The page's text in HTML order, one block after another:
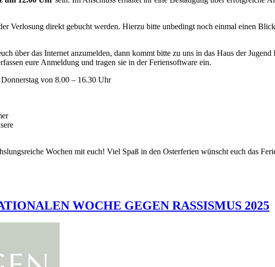
Verlosung direkt gebucht werden. Hierzu bitte unbedingt noch einmal einen
über das Internet anzumelden, dann kommt bitte zu uns in das Haus der Jugend
eure Anmeldung und tragen sie in der Feriensoftware ein.
von 8.00 – 16.30 Uhr
Wochen mit euch! Viel Spaß in den Osterferien wünscht euch das
WOCHE GEGEN RASSISMUS 2025